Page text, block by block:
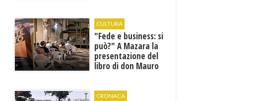
CULTURA
"Fede e business: si
può?" A Mazara la
presentazione del
libro di don Mauro
CRONACA